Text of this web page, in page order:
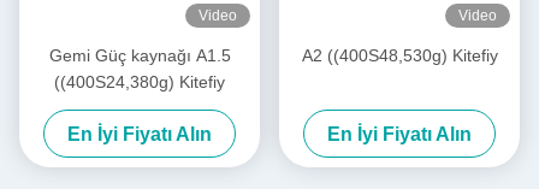
Video
Gemi Güç kaynağı A1.5
((400S24,380g) Kitefiy
En İyi Fiyatı Alın
Video
A2 ((400S48,530g) Kitefiy
En İyi Fiyatı Alın